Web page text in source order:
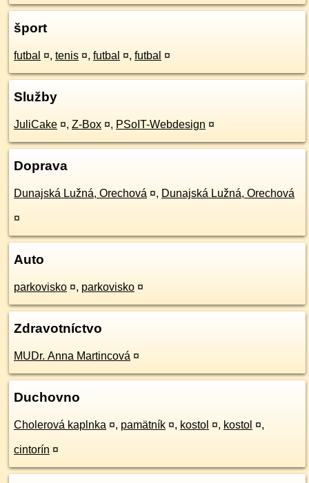
šport
futbal ¤, tenis ¤, futbal ¤, futbal ¤
Služby
JuliCake ¤, Z-Box ¤, PSoIT-Webdesign ¤
Doprava
Dunajská Lužná, Orechová ¤, Dunajská Lužná, Orechová
¤
Auto
parkovisko ¤, parkovisko ¤
Zdravotníctvo
MUDr. Anna Martincová ¤
Duchovno
Cholerová kaplnka ¤, pamätník ¤, kostol ¤, kostol ¤,
cintorín ¤